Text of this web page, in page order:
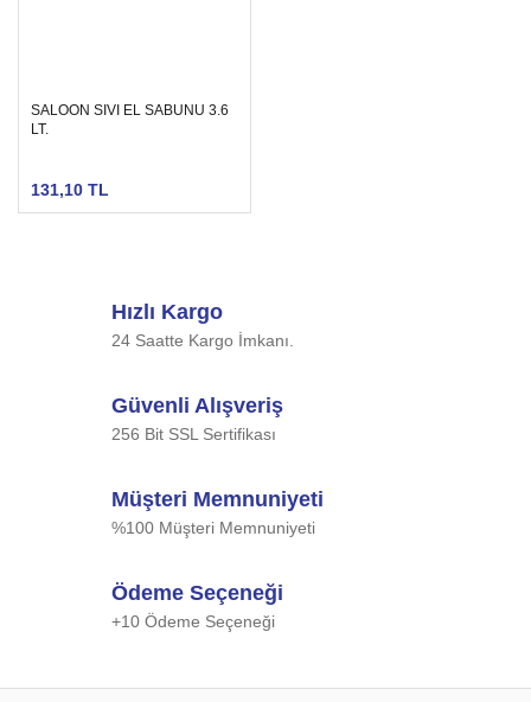
SALOON SIVI EL SABUNU 3.6
LT.
131,10 TL
Hızlı Kargo
24 Saatte Kargo İmkanı.
Güvenli Alışveriş
256 Bit SSL Sertifikası
Müşteri Memnuniyeti
%100 Müşteri Memnuniyeti
Ödeme Seçeneği
+10 Ödeme Seçeneği